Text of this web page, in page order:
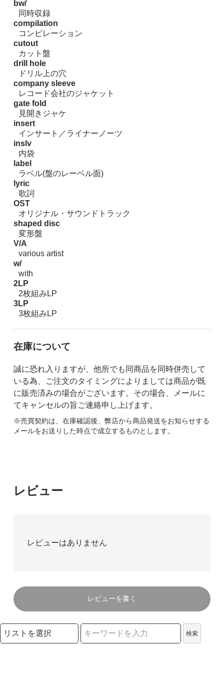
bw/
同時収録
compilation
コンピレーション
cutout
カット盤
drill hole
ドリル上の穴
company sleeve
レコード会社のジャケット
gate fold
見開きジャケ
insert
インサート／ライナーノーツ
inslv
内袋
label
ラベル(盤のレーベル面)
lyric
歌詞
OST
オリジナル・サウンドトラック
shaped disc
変形盤
V/A
various artist
w/
with
2LP
2枚組みLP
3LP
3枚組みLP
在庫について
誠に恐れ入りますが、他所でも同商品を同時併売して
いる為、ご注文のタイミングによりましては商品が既
に販売済みの場合がございます。その場合、メールに
てキャンセルの旨ご連絡申し上げます。
※売買契約は、在庫確認後、弊店から商品発送をお知らせする
メールをお送りした時点で成立するものとします。
レビュー
レビューはありません
レビューを書く
検索リストの選択
検索